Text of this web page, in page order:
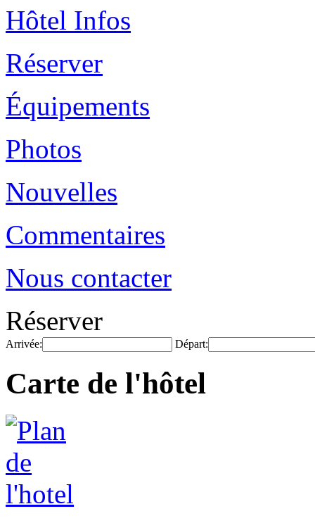
Hôtel Infos
Réserver
Équipements
Photos
Nouvelles
Commentaires
Nous contacter
Réserver
Arrivée: Départ:
Carte de l'hôtel